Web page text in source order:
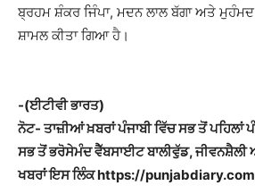
ਬ੍ਰਹਮ ਸ਼ੰਕਰ ਜਿੰਪਾ, ਮਦਨ ਲਾਲ ਬੱਗਾ ਅਤੇ
ਸ਼ਾਮਲ ਕੀਤਾ ਗਿਆ ਹੈ।
-(ਈਟੀਵੀ ਭਾਰਤ)
ਨੋਟ- ਤਾਜ਼ੀਆਂ ਖ਼ਬਰਾਂ ਪੰਜਾਬੀ ਵਿੱਚ ਸਭ ਤੋਂ ਪਹਿਲਾਂ
ਸਭ ਤੋਂ ਭਰੋਸੇਮੰਦ ਵੈੱਬਸਾਈਟ ਬਾਲੀਵੁੱਡ, ਜੀਵਨਸ਼ੈਲੀ
ਖਬਰਾਂ ਇਸ ਲਿੰਕ https://